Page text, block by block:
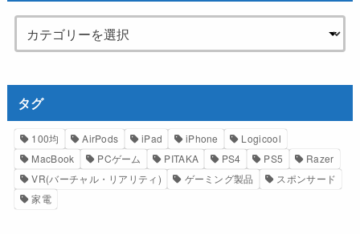
タグ
100均 AirPods iPad iPhone
Logicool
MacBook
PCゲーム PITAKA PS4 PS5
Razer
VR(バーチャル・リアリティ)
ゲーミング製品
スポンサード
家電